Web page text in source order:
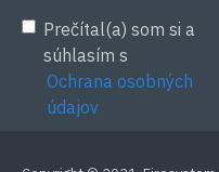
Prečítal(a) som si a
súhlasím s
Ochrana osobných
údajov